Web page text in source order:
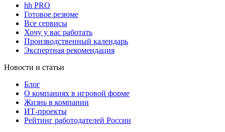
hh PRO
Готовое резюме
Все сервисы
Хочу у вас работать
Производственный календарь
Экспертная рекомендация
Новости и статьи
Блог
О компаниях в игровой форме
Жизнь в компании
ИТ-проекты
Рейтинг работодателей России